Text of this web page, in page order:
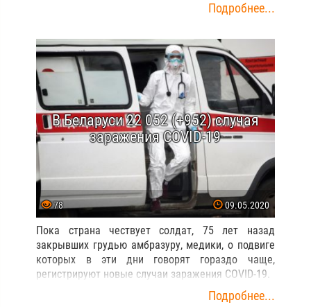
Подробнее...
В Беларуси 22 052 (+952) случая
заражения COVID-19
78 09.05.2020
Пока страна чествует солдат, 75 лет назад
закрывших грудью амбразуру, медики, о подвиге
которых в эти дни говорят гораздо чаще,
регистрируют новые случаи заражения COVID-19.
Подробнее...